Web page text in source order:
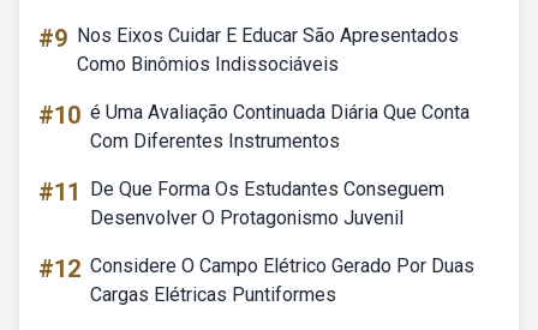
#9 Nos Eixos Cuidar E Educar São Apresentados
Como Binômios Indissociáveis
#10 é Uma Avaliação Continuada Diária Que Conta
Com Diferentes Instrumentos
#11
De Que Forma Os Estudantes Conseguem
Desenvolver O Protagonismo Juvenil
#12 Considere O Campo Elétrico Gerado Por Duas
Cargas Elétricas Puntiformes